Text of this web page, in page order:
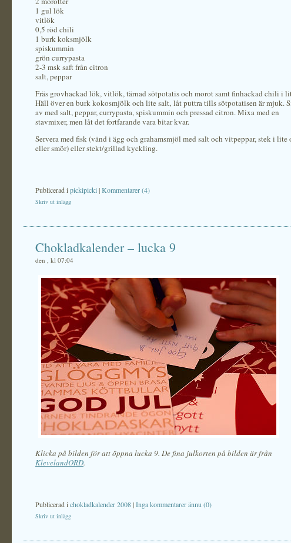
1 gul lök
vitlök
0,5 röd chili
1 burk koksmjölk
spiskummin
grön currypasta
2-3 msk saft från citron
salt, peppar
Fräs grovhackad lök, vitlök, tärnad sötpotatis och morot samt finhackad chili i
Häll över en burk kokosmjölk och lite salt, låt puttra tills sötpotatisen är mjuk.
av med salt, peppar, currypasta, spiskummin och pressad citron. Mixa med en
stavmixer, men låt det fortfarande vara bitar kvar.
Servera med fisk (vänd i ägg och grahamsmjöl med salt och vitpeppar, stek i lite
eller smör) eller stekt/grillad kyckling.
Publicerad ipickipicki|Kommentarer (4)
Skriv ut inlägg
Chokladkalender – lucka 9
den , kl 07:04
Klicka på bilden för att öppna lucka 9. De fina julkorten på bilden är från
KlevelandORD.
Publicerad ichokladkalender 2008|Inga kommentarer ännu (0)
Skriv ut inlägg